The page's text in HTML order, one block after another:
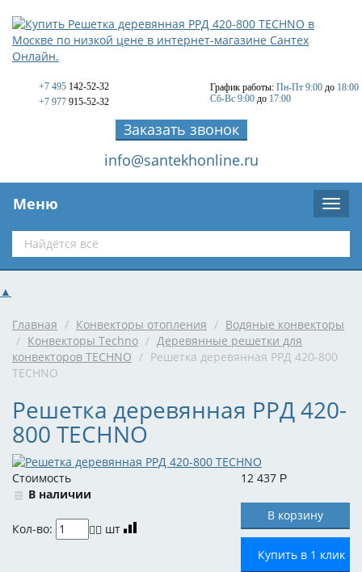
+7 495 142-52-32
+7 977 915-52-32
График работы: Пн-Пт 9:00 до 18:00
Сб-Вс 9:00 до 17:00
Заказать звонок
info@santekhonline.ru
Меню
▲
Главная / Конвекторы отопления / Водяные конвекторы
/ Конвекторы Techno / Деревянные решетки для
конвекторов TECHNO / Решетка деревянная РРД 420-800
TECHNO
Решетка деревянная РРД 420-
800 TECHNO
Стоимость 12 437 Р
В наличии
Кол-во:
шт
Купить в 1 клик